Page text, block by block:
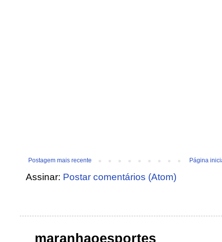
Postagem mais recente Página
Assinar: Postar comentários (Atom)
maranhaoesportes